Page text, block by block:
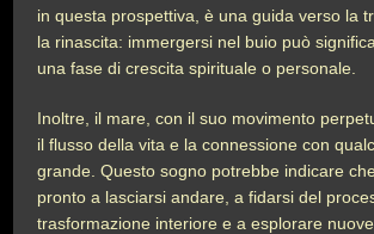
in questa prospettiva, è una guida verso la
la rinascita: immergersi nel buio può
una fase di crescita spirituale o personale.
Inoltre, il mare, con il suo movimento
il flusso della vita e la connessione con
grande. Questo sogno potrebbe indicare
pronto a lasciarsi andare, a fidarsi del
trasformazione interiore e a esplorare nuove